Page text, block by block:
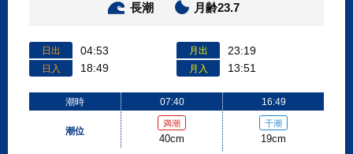
長潮 月齢23.7
日出 04:53
日入 18:49
月出 23:19
月入 13:51
潮時
潮位
07:40
満潮
40cm
16:49
干潮
19cm